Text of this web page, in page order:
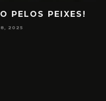
PELOS PEIXES!
8, 2025